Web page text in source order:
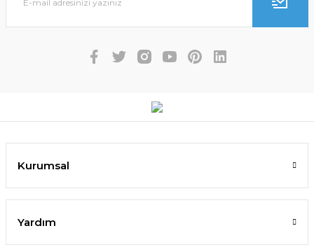
Kurumsal
Yardım